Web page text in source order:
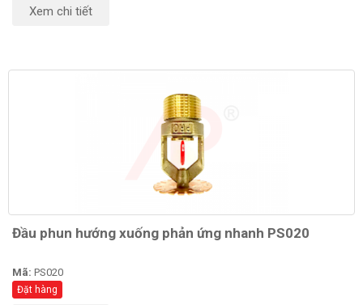
Xem chi tiết
Đầu phun hướng xuống phản ứng nhanh PS020
Mã: PS020
Đặt hàng